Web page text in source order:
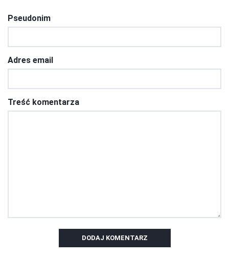
Pseudonim
Adres email
Treść komentarza
DODAJ KOMENTARZ